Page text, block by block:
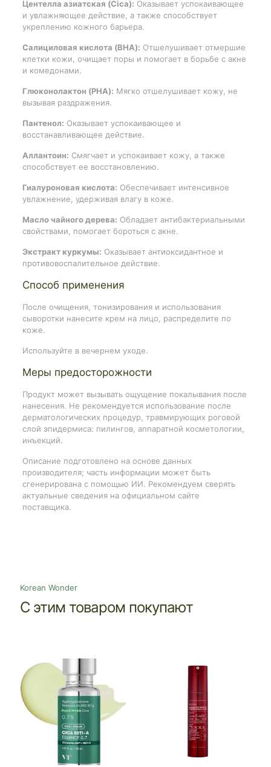
Центелла азиатская (Cica): Оказывает успокаивающее
и увлажняющее действие, а также способствует
укреплению кожного барьера.
Салициловая кислота (BHA): Отшелушивает отмершие
клетки кожи, очищает поры и помогает в борьбе с акне
и комедонами.
Глюконолактон (PHA): Мягко отшелушивает кожу, не
вызывая раздражения.
Пантенол: Оказывает успокаивающее и
восстанавливающее действие.
Аллантоин: Смягчает и успокаивает кожу, а также
способствует ее восстановлению.
Гиалуроновая кислота: Обеспечивает интенсивное
увлажнение, удерживая влагу в коже.
Масло чайного дерева: Обладает антибактериальными
свойствами, помогает бороться с акне.
Экстракт куркумы: Оказывает антиоксидантное и
противовоспалительное действие.
Способ применения
После очищения, тонизирования и использования
сыворотки нанесите крем на лицо, распределите по
коже.
Используйте в вечернем уходе.
Меры предосторожности
Продукт может вызывать ощущение покалывания после
нанесения. Не рекомендуется использование после
дерматологических процедур, травмирующих роговой
слой эпидермиса: пилингов, аппаратной косметологии,
инъекций.
Описание подготовлено на основе данных
производителя; часть информации может быть
сгенерирована с помощью ИИ. Рекомендуем сверять
актуальные сведения на официальном сайте
поставщика.
Korean Wonder
С этим товаром покупают